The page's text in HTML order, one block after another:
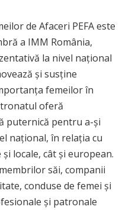
de Afaceri PEFA este
a IMM România,
la nivel național
și susține
femeilor în
oferă
puternică pentru a-și
național, în relația cu
locale, cât și european.
săi, companii
conduse de femei și
și patronale